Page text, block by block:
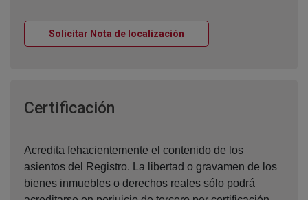
Solicitar Nota de localización
Certificación
Acredita fehacientemente el contenido de los
asientos del Registro. La libertad o gravamen de los
bienes inmuebles o derechos reales sólo podrá